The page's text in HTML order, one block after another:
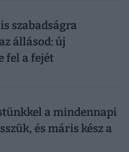
szabadságra
állásod: új
fel a fejét
a mindennapi
és máris kész a